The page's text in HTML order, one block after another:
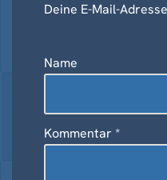
Deine E-Mail-
Name
Kommentar *
A
r
a
ti